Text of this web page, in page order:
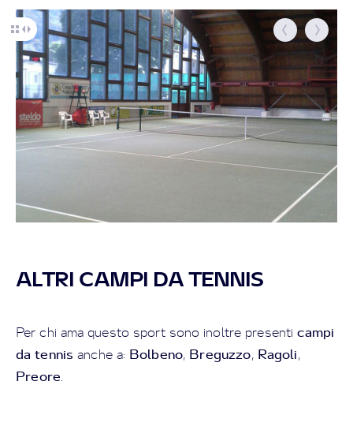
ALTRI CAMPI DA TENNIS
Per chi ama questo sport sono inoltre presenticampi
da tennis anche a: Bolbeno, Breguzzo, Ragoli,
Preore.